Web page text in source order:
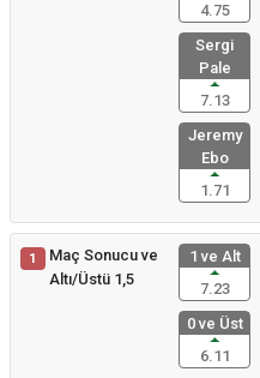
4.75
Sergi
Pale
7.13
Jeremy
Ebo
1.71
1
Maç Sonucu ve
Altı/Üstü 1,5
1 ve Alt
7.23
0 ve Üst
6.11